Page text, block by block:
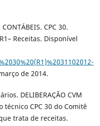
CPC 30.
Receitas. Disponível
de 2014.
DELIBERAÇÃO CVM
técnico CPC 30 do Comitê
trata de receitas.